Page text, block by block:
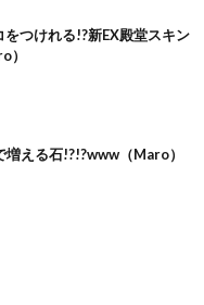
をつけれる!?新EX殿堂スキン
）
増える石!?!?www（Maro）